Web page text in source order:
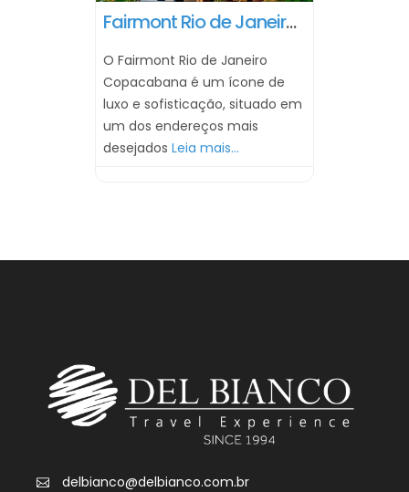
Fairmont Rio de Janeiro Copacabana
O Fairmont Rio de Janeiro
Copacabana é um ícone de
luxo e sofisticação, situado em
um dos endereços mais
desejados Leia mais...
delbianco@delbianco.com.br